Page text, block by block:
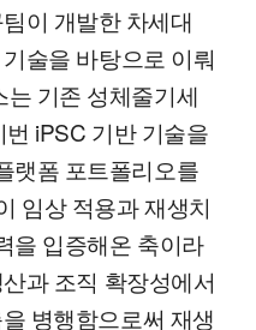
이 개발한 차세대
술을 바탕으로 이뤄
기존 성체줄기세
iPSC 기반 기술을
랫폼 포트폴리오를
임상 적용과 재생치
을 입증해온 축이라
과 조직 확장성에서
병행함으로써 재생